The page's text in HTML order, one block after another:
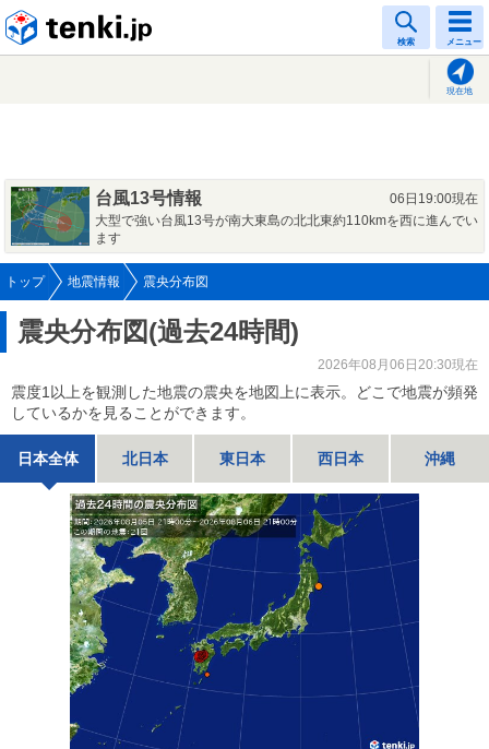
検索 メニュー
現在地
台風13号情報
06日19:00現在
大型で強い台風13号が南大東島の北北東約110kmを西に進んでい
ます
トップ 地震情報 震央分布図
震央分布図(過去24時間)
2026年08月06日20:30現在
震度1以上を観測した地震の震央を地図上に表示。どこで地震が頻発
しているかを見ることができます。
日本全体 北日本 東日本 西日本 沖縄